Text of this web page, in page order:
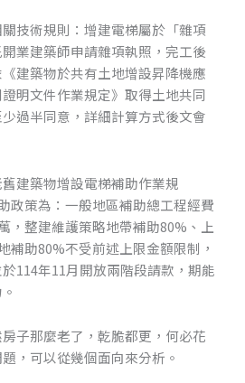
技術規則：增建電梯屬於「雜項
業建築師申請雜項執照，完工後
建築物於共有土地增設昇降機應
明文件作業規定》取得土地共同
過半同意，詳細計算方式後文會
建築物增設電梯補助作業規
政策為：一般地區補助總工程經費
，整建維護策略地帶補助80%、上
補助80%不受前述上限金額限制，
114年11月開放兩階段請款，期能
子那麼老了，乾脆都更，何必花
，可以從幾個面向來分析。